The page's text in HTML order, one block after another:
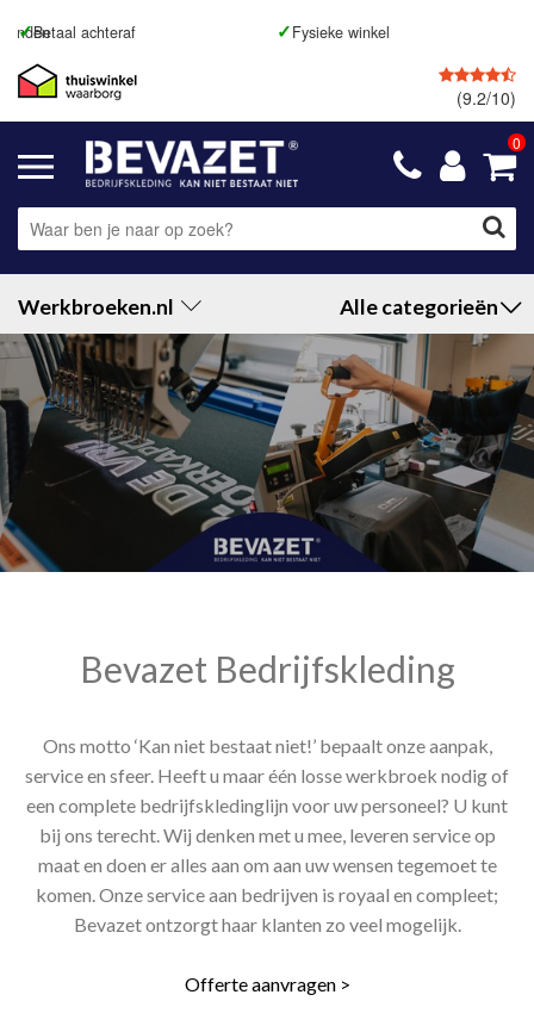
Fysieke winkel GRATISretourneren
(9.2/10)
0
Werkbroeken.nl Alle categorieën
Bevazet Bedrijfskleding
Ons motto ‘Kan niet bestaat niet!’ bepaalt onze aanpak,
service en sfeer. Heeft u maar één losse werkbroek nodig of
een complete bedrijfskledinglijn voor uw personeel? U kunt
bij ons terecht. Wij denken met u mee, leveren service op
maat en doen er alles aan om aan uw wensen tegemoet te
komen. Onze service aan bedrijven is royaal en compleet;
Bevazet ontzorgt haar klanten zo veel mogelijk.
Offerte aanvragen >